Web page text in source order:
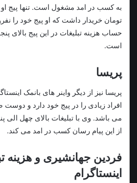
به کسب در امد مشغول است. تنها پیج او
تومان خریدار داشت که او پیج خود را
حساب هزینه تبلیغات در این پیج بالای
است.
پریسا
پریسا نیز از دیگر واینر های بانمک
افراد زیادی را در پیج خود دارد و
می باشد. وی با تبلیغات بالای چهل الی
از این پیام رسان کسب در امد می کند.
فردین جهانشیری و هزینه
اینستاگرام